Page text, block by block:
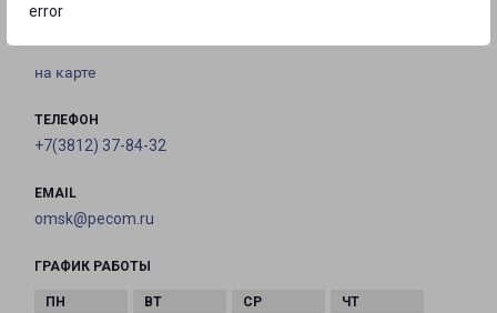
error
Россия, Омск, улица 2-я Производственная, 41 Б
на карте
ТЕЛЕФОН
+7(3812) 37-84-32
EMAIL
omsk@pecom.ru
ГРАФИК РАБОТЫ